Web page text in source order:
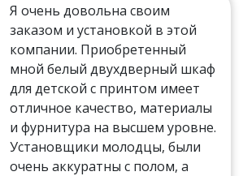
Я очень довольна своим
заказом и установкой в этой
компании. Приобретенный
мной белый двухдверный шкаф
для детской с принтом имеет
отличное качество, материалы
и фурнитура на высшем уровне.
Установщики молодцы, были
очень аккуратны с полом, а